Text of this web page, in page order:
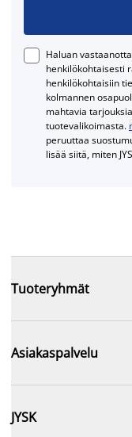
Haluan
henkilökohtaisesti
henkilökohtaisiin
kolmannen
mahtavia
tuotevalikoimasta.
peruuttaa
lisää siitä, miten
Tuoteryhmät
Asiakaspalvelu
JYSK